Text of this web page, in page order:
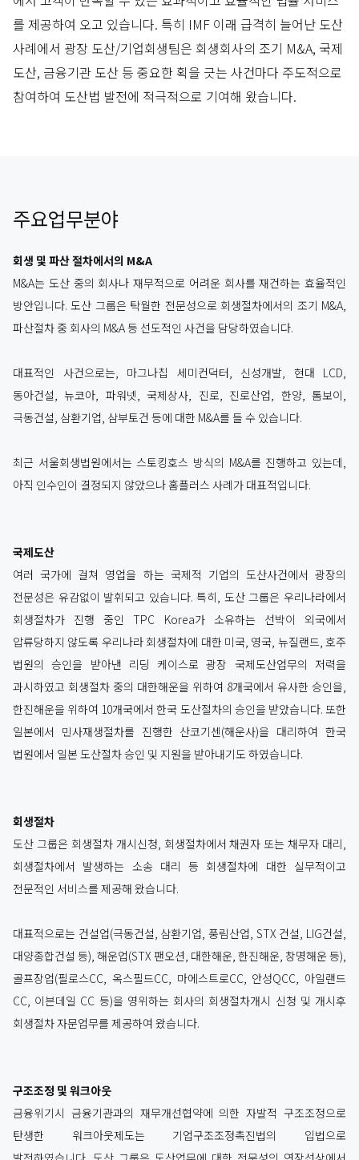
를 제공하여 오고 있습니다. 특히 IMF 이래 급격히 늘어난 도산
사례에서 광장 도산/기업회생팀은 회생회사의 조기 M&A, 국제
도산, 금융기관 도산 등 중요한 획을 긋는 사건마다 주도적으로
참여하여 도산법 발전에 적극적으로 기여해 왔습니다.
주요업무분야
회생 및 파산 절차에서의 M&A
M&A는 도산 중의 회사나 재무적으로 어려운 회사를 재건하는 효율적인
방안입니다. 도산 그룹은 탁월한 전문성으로 회생절차에서의 조기 M&A,
파산절차 중 회사의 M&A 등 선도적인 사건을 담당하였습니다.
대표적인 사건으로는, 마그나칩 세미컨덕터, 신성개발, 현대 LCD,
동아건설, 뉴코아, 파워넷, 국제상사, 진로, 진로산업, 한양, 톰보이,
극동건설, 삼환기업, 삼부토건 등에 대한 M&A를 들 수 있습니다.
최근 서울회생법원에서는 스토킹호스 방식의 M&A를 진행하고 있는데,
아직 인수인이 결정되지 않았으나 홈플러스 사례가 대표적입니다.
국제도산
여러 국가에 걸쳐 영업을 하는 국제적 기업의 도산사건에서 광장의
전문성은 유감없이 발휘되고 있습니다. 특히, 도산 그룹은 우리나라에서
회생절차가 진행 중인 TPC Korea가 소유하는 선박이 외국에서
압류당하지 않도록 우리나라 회생절차에 대한 미국, 영국, 뉴질랜드, 호주
법원의 승인을 받아낸 리딩 케이스로 광장 국제도산업무의 저력을
과시하였고 회생절차 중의 대한해운을 위하여 8개국에서 유사한 승인을,
한진해운을 위하여 10개국에서 한국 도산절차의 승인을 받았습니다. 또한
일본에서 민사재생절차를 진행한 산코기센(해운사)을 대리하여 한국
법원에서 일본 도산절차 승인 및 지원을 받아내기도 하였습니다.
회생절차
도산 그룹은 회생절차 개시신청, 회생절차에서 채권자 또는 채무자 대리,
회생절차에서 발생하는 소송 대리 등 회생절차에 대한 실무적이고
전문적인 서비스를 제공해 왔습니다.
대표적으로는 건설업(극동건설, 삼환기업, 풍림산업, STX 건설, LIG건설,
대양종합건설 등), 해운업(STX 팬오션, 대한해운, 한진해운, 창명해운 등),
골프장업(필로스CC, 옥스필드CC, 마에스트로CC, 안성QCC, 아일랜드
CC, 이븐데일 CC 등)을 영위하는 회사의 회생절차개시 신청 및 개시후
회생절차 자문업무를 제공하여 왔습니다.
구조조정 및 워크아웃
금융위기시 금융기관과의 재무개선협약에 의한 자발적 구조조정으로
탄생한 워크아웃제도는 기업구조조정촉진법의 입법으로